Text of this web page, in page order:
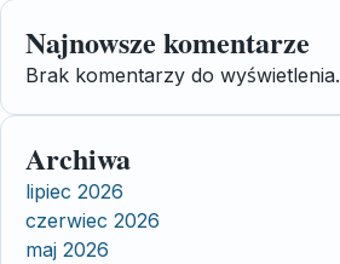
Najnowsze komentarze
Brak komentarzy do wyświetlenia.
Archiwa
lipiec 2026
czerwiec 2026
maj 2026